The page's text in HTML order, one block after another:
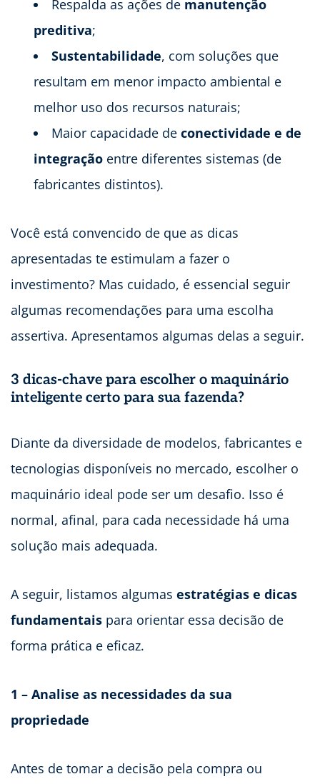
Respalda as ações de manutenção
preditiva;
Sustentabilidade, com soluções que
resultam em menor impacto ambiental e
melhor uso dos recursos naturais;
Maior capacidade de conectividade e de
integração entre diferentes sistemas (de
fabricantes distintos).
Você está convencido de que as dicas
apresentadas te estimulam a fazer o
investimento? Mas cuidado, é essencial seguir
algumas recomendações para uma escolha
assertiva. Apresentamos algumas delas a seguir.
3 dicas-chave para escolher o maquinário
inteligente certo para sua fazenda?
Diante da diversidade de modelos, fabricantes e
tecnologias disponíveis no mercado, escolher o
maquinário ideal pode ser um desafio. Isso é
normal, afinal, para cada necessidade há uma
solução mais adequada.
A seguir, listamos algumas estratégias e dicas
fundamentais para orientar essa decisão de
forma prática e eficaz.
1 – Analise as necessidades da sua
propriedade
Antes de tomar a decisão pela compra ou